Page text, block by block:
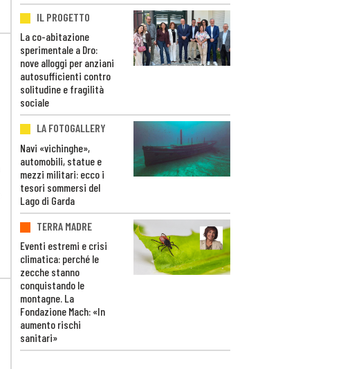
IL PROGETTO
La co-abitazione
sperimentale a Dro:
nove alloggi per anziani
autosufficienti contro
solitudine e fragilità
sociale
LA FOTOGALLERY
Navi «vichinghe»,
automobili, statue e
mezzi militari: ecco i
tesori sommersi del
Lago di Garda
TERRA MADRE
Eventi estremi e crisi
climatica: perché le
zecche stanno
conquistando le
montagne. La
Fondazione Mach: «In
aumento rischi
sanitari»